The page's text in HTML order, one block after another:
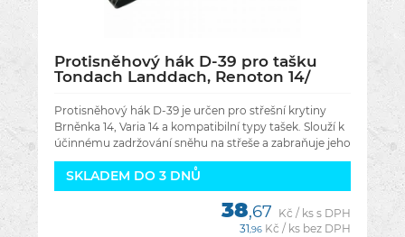
Protisněhový hák D-39 pro tašku
Tondach Landdach, Renoton 14/
Amadeus černá glazura
Protisněhový hák D-39 je určen pro střešní krytiny
Brněnka 14, Varia 14 a kompatibilní typy tašek. Slouží k
účinnému zadržování sněhu na střeše a zabraňuje jeho
nekontrolovanému
SKLADEM DO 3 DNŮ
38,67 Kč / ks s DPH
31,96 Kč / ks bez DPH